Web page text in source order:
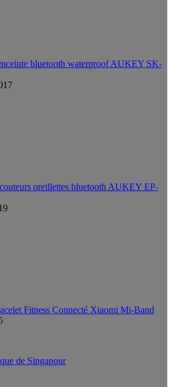
bluetooth waterproof AUKEY SK-
oreillettes bluetooth AUKEY EP-
Fitness Connecté Xiaomi Mi-Band
de Singapour